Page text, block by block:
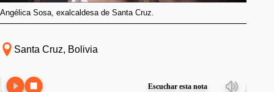
Angélica Sosa, exalcaldesa de Santa Cruz.
Santa Cruz, Bolivia
Escuchar esta nota